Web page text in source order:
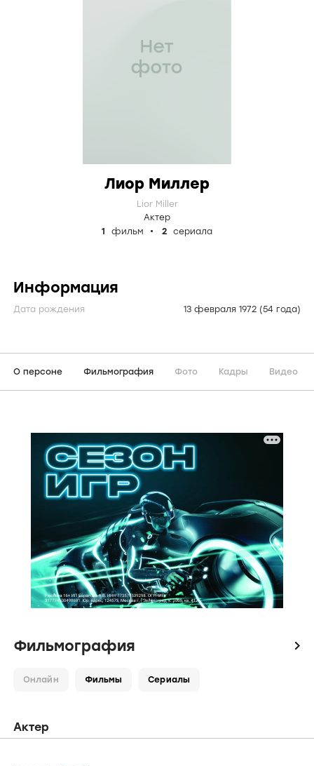
Лиор Миллер
Lior Miller
Актер
1
фильм 2 сериала
Информация
Дата рождения 13 февраля 1972 (54 года)
О персоне Фильмография Фото Кадры Видео
Фильмография icon
Онлайн Фильмы Сериалы
Актер